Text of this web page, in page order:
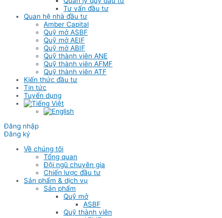
Tư vấn đầu tư
Quan hệ nhà đầu tư
Amber Capital
Quỹ mở ASBF
Quỹ mở AEIF
Quỹ mở ABIF
Quỹ thành viên ANE
Quỹ thành viên AFMF
Quỹ thành viên ATF
Kiến thức đầu tư
Tin tức
Tuyển dụng
Đăng nhập
Đăng ký
Về chúng tôi
Tổng quan
Đội ngũ chuyên gia
Chiến lược đầu tư
Sản phẩm & dịch vụ
Sản phẩm
Quỹ mở
ASBF
Quỹ thành viên